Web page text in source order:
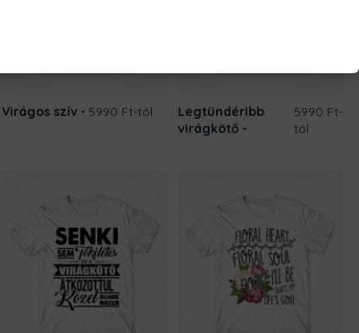
Virágos szív 5990 Ft-tól
Legtündéribb
virágkötő
5990 Ft-
tól